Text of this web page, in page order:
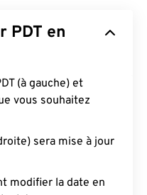
PDT en
(à gauche) et
vous souhaitez
sera mise à jour
modifier la date en